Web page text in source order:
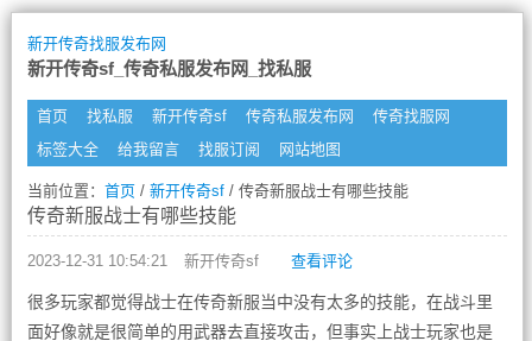
新开传奇找服发布网
新开传奇sf_传奇私服发布网_找私服
首页 找私服 新开传奇sf 传奇私服发布网
传奇找服网
标签大全
给我留言 找服订阅 网站地图
当前位置： 首页/ 新开传奇sf/ 传奇新服战士有哪些技能
传奇新服战士有哪些技能
2023-12-31 10:54:21 新开传奇sf 查看评论
很多玩家都觉得战士在传奇新服当中没有太多的技能，在战斗里
面好像就是很简单的用武器去直接攻击，但事实上战士玩家也是